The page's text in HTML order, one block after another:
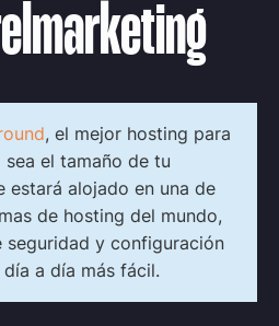
, el mejor hosting para
sea el tamaño de tu
estará alojado en una de
de hosting del mundo,
seguridad y configuración
a día más fácil.